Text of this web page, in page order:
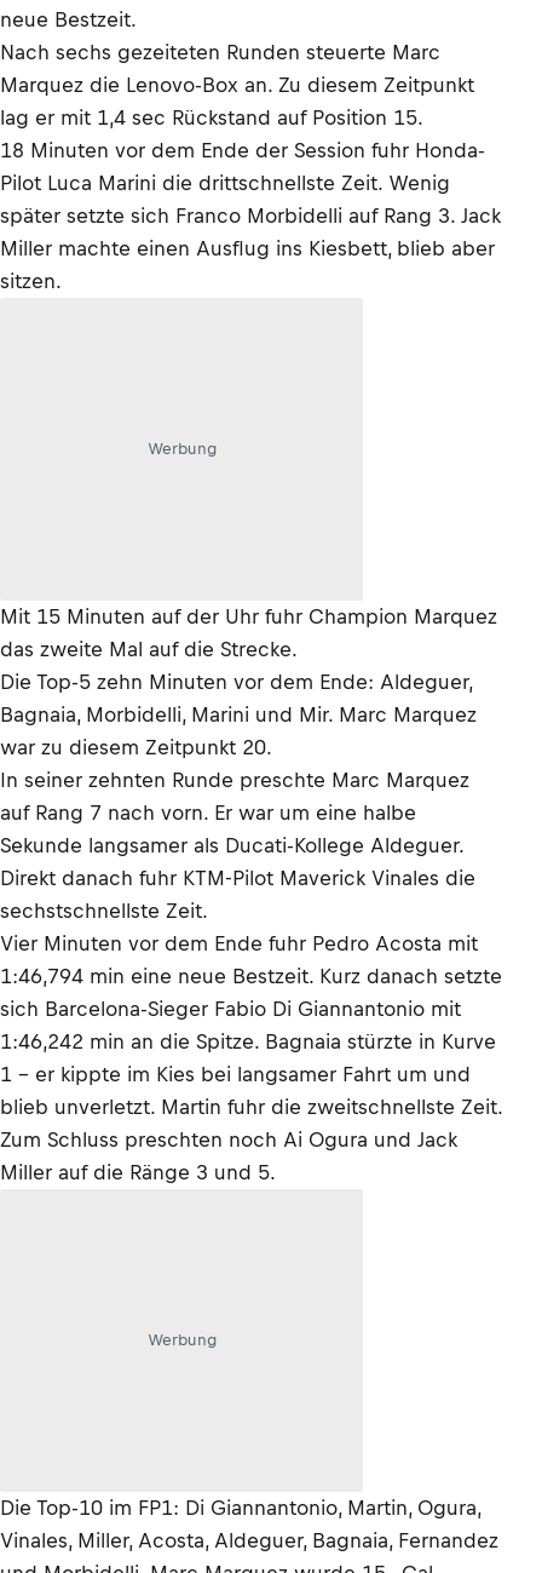
neue Bestzeit.
Nach sechs gezeiteten Runden steuerte Marc
Marquez die Lenovo-Box an. Zu diesem Zeitpunkt
lag er mit 1,4 sec Rückstand auf Position 15.
18 Minuten vor dem Ende der Session fuhr Honda-
Pilot Luca Marini die drittschnellste Zeit. Wenig
später setzte sich Franco Morbidelli auf Rang 3. Jack
Miller machte einen Ausflug ins Kiesbett, blieb aber
sitzen.
Werbung
Mit 15 Minuten auf der Uhr fuhr Champion Marquez
das zweite Mal auf die Strecke.
Die Top-5 zehn Minuten vor dem Ende: Aldeguer,
Bagnaia, Morbidelli, Marini und Mir. Marc Marquez
war zu diesem Zeitpunkt 20.
In seiner zehnten Runde preschte Marc Marquez
auf Rang 7 nach vorn. Er war um eine halbe
Sekunde langsamer als Ducati-Kollege Aldeguer.
Direkt danach fuhr KTM-Pilot Maverick Vinales die
sechstschnellste Zeit.
Vier Minuten vor dem Ende fuhr Pedro Acosta mit
1:46,794 min eine neue Bestzeit. Kurz danach setzte
sich Barcelona-Sieger Fabio Di Giannantonio mit
1:46,242 min an die Spitze. Bagnaia stürzte in Kurve
1 – er kippte im Kies bei langsamer Fahrt um und
blieb unverletzt. Martin fuhr die zweitschnellste Zeit.
Zum Schluss preschten noch Ai Ogura und Jack
Miller auf die Ränge 3 und 5.
Werbung
Die Top-10 im FP1: Di Giannantonio, Martin, Ogura,
Vinales, Miller, Acosta, Aldeguer, Bagnaia, Fernandez